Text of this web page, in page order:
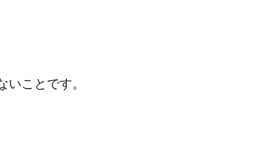
ことです。